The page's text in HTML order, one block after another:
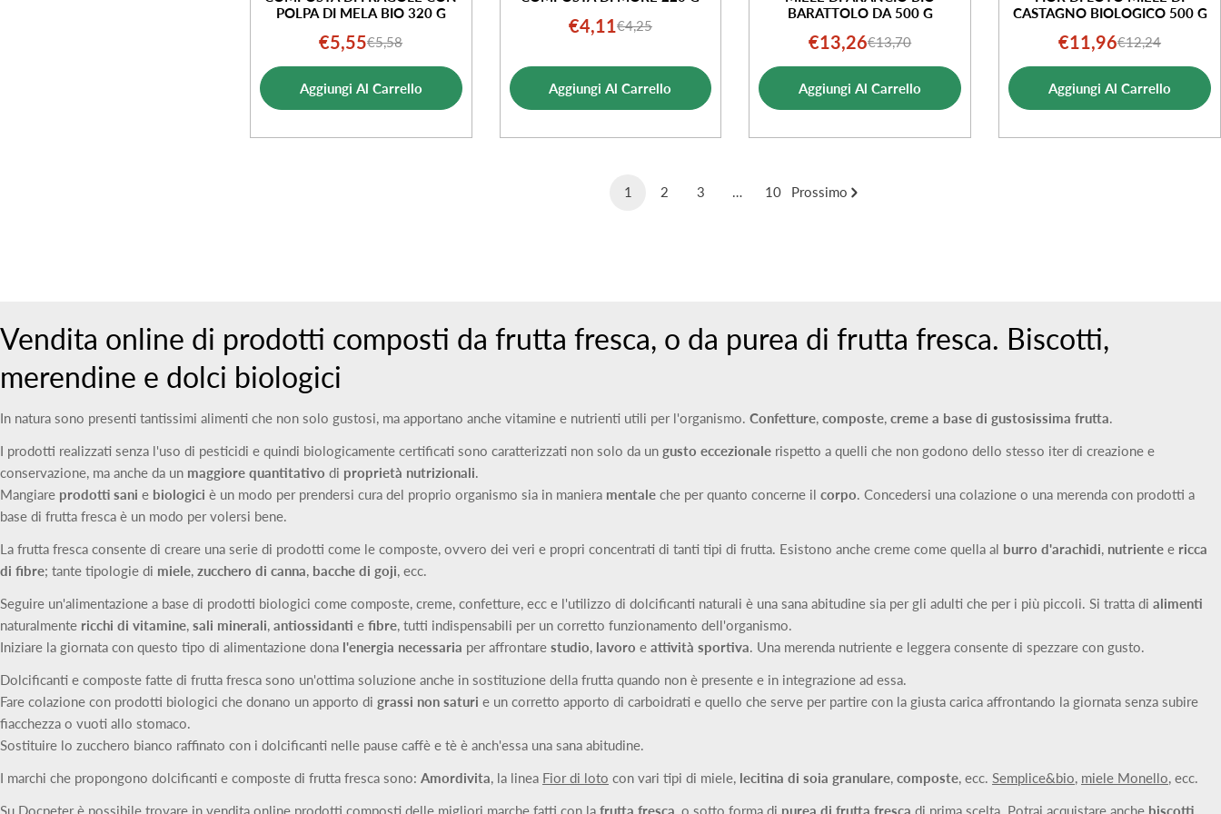
POLPA DI MELA BIO 320 G
Prezzo
di
vendita
€5,55Prezzo
normale
€5,58
Aggiungi Al Carrello
Prezzo
vendita
€4,11Prezzo
€4,25
Aggiungi Al Carrello
BARATTOLO DA 500 G
Prezzo
di
vendita
€13,26Prezzo
normale
€13,70
Aggiungi Al Carrello
CASTAGNO BIOLOGICO 500 G
Prezzo
di
vendita
€11,96Prezzo
normale
€12,24
Aggiungi Al Carrello
1 2 3 … 10 Prossimo
Vendita online di prodotti composti da frutta fresca, o da purea di frutta fresca. Biscotti,
merendine e dolci biologici
In natura sono presenti tantissimi alimenti che non solo gustosi, ma apportano anche vitamine e nutrienti utili per l'organismo. Confetture, composte, creme a base di gustosissima frutta.
I prodotti realizzati senza l'uso di pesticidi e quindi biologicamente certificati sono caratterizzati non solo da un gusto eccezionale rispetto a quelli che non godono dello stesso iter di creazione e
conservazione, ma anche da un maggiore quantitativo di proprietà nutrizionali.
Mangiare prodotti sani e biologici è un modo per prendersi cura del proprio organismo sia in maniera mentale che per quanto concerne il corpo. Concedersi una colazione o una merenda con prodotti a
base di frutta fresca è un modo per volersi bene.
La frutta fresca consente di creare una serie di prodotti come le composte, ovvero dei veri e propri concentrati di tanti tipi di frutta. Esistono anche creme come quella al burro d'arachidi, nutriente e ricca
di fibre; tante tipologie di miele, zucchero di canna, bacche di goji, ecc.
Seguire un'alimentazione a base di prodotti biologici come composte, creme, confetture, ecc e l'utilizzo di dolcificanti naturali è una sana abitudine sia per gli adulti che per i più piccoli. Si tratta di alimenti
naturalmente ricchi di vitamine, sali minerali, antiossidanti e fibre, tutti indispensabili per un corretto funzionamento dell'organismo.
Iniziare la giornata con questo tipo di alimentazione dona l'energia necessaria per affrontare studio, lavoro e attività sportiva. Una merenda nutriente e leggera consente di spezzare con gusto.
Dolcificanti e composte fatte di frutta fresca sono un'ottima soluzione anche in sostituzione della frutta quando non è presente e in integrazione ad essa.
Fare colazione con prodotti biologici che donano un apporto di grassi non saturi e un corretto apporto di carboidrati e quello che serve per partire con la giusta carica affrontando la giornata senza subire
fiacchezza o vuoti allo stomaco.
Sostituire lo zucchero bianco raffinato con i dolcificanti nelle pause caffè e tè è anch'essa una sana abitudine.
I marchi che propongono dolcificanti e composte di frutta fresca sono: Amordivita, la linea Fior di loto con vari tipi di miele, lecitina di soia granulare, composte, ecc. Semplice&bio, miele Monello, ecc.
Su Docpeter è possibile trovare in vendita online prodotti composti delle migliori marche fatti con la frutta fresca , o sotto forma di purea di frutta fresca di prima scelta. Potrai acquistare anche biscotti